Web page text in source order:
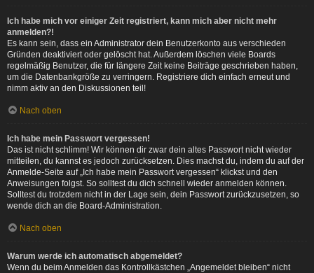
Ich habe mich vor einiger Zeit registriert, kann mich aber nicht mehr
anmelden?!
Es kann sein, dass ein Administrator dein Benutzerkonto aus verschieden
Gründen deaktiviert oder gelöscht hat. Außerdem löschen viele Boards
regelmäßig Benutzer, die für längere Zeit keine Beiträge geschrieben haben,
um die Datenbankgröße zu verringern. Registriere dich einfach erneut und
nimm aktiv an den Diskussionen teil!
Nach oben
Ich habe mein Passwort vergessen!
Das ist nicht schlimm! Wir können dir zwar dein altes Passwort nicht wieder
mitteilen, du kannst es jedoch zurücksetzen. Dies machst du, indem du auf der
Anmelde-Seite auf „Ich habe mein Passwort vergessen“ klickst und den
Anweisungen folgst. So solltest du dich schnell wieder anmelden können.
Solltest du trotzdem nicht in der Lage sein, dein Passwort zurückzusetzen, so
wende dich an die Board-Administration.
Nach oben
Warum werde ich automatisch abgemeldet?
Wenn du beim Anmelden das Kontrollkästchen „Angemeldet bleiben“ nicht